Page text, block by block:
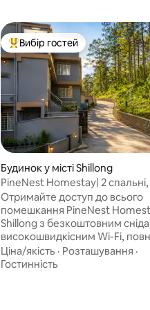
4,97 з 5, відгуки: 64
Топ вибір гостей
Вибір гостей
Будинок у місті Shillong
PineNest Homestay| 2
паркінг: Wi-Fi
Отримайте доступ до всього
помешкання PineNest
Shillong з безкоштовним
високошвидкісним Wi-Fi,
обладнаною кухнею та
паркуванням. Зручно
Ціна/якість · Розташування ·
Гостинність